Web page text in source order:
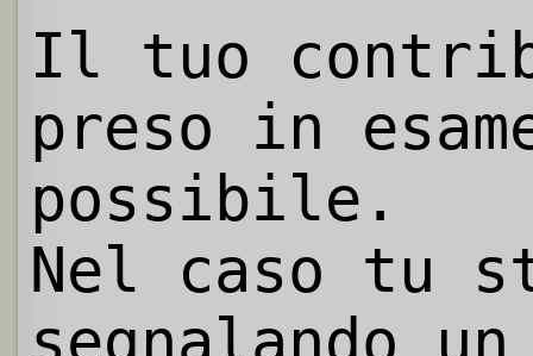
Il tuo
preso in
possibile.
Nel caso tu